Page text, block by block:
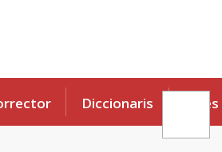
Diccionaris Eines